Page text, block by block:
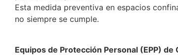
Esta medida preventiva en espacios
no siempre se cumple.
Equipos de Protección Personal (EPP) de